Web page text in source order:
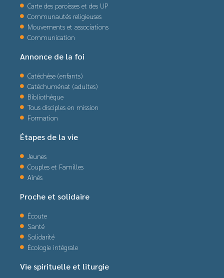
Carte des paroisses et des UP
Communautés religieuses
Mouvements et associations
Communication
Annonce de la foi
Catéchèse (enfants)
Catéchuménat (adultes)
Bibliothèque
Tous disciples en mission
Formation
Étapes de la vie
Jeunes
Couples et Familles
Aînés
Proche et solidaire
Écoute
Santé
Solidarité
Écologie intégrale
Vie spirituelle et liturgie